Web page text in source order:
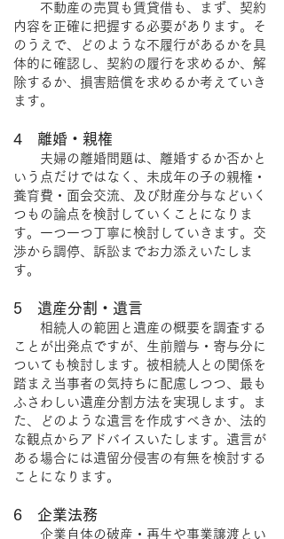
不動産の売買も賃貸借も、まず、契約
内容を正確に把握する必要があります。そ
のうえで、どのような不履行があるかを具
体的に確認し、契約の履行を求めるか、解
除するか、損害賠償を求めるか考えていき
ます。
4 離婚・親権
夫婦の離婚問題は、離婚するか否かと
いう点だけではなく、未成年の子の親権・
養育費・面会交流、及び財産分与などいく
つもの論点を検討していくことになりま
す。一つ一つ丁寧に検討していきます。交
渉から調停、訴訟までお力添えいたしま
す。
5 遺産分割・遺言
相続人の範囲と遺産の概要を調査する
ことが出発点ですが、生前贈与・寄与分に
ついても検討します。被相続人との関係を
踏まえ当事者の気持ちに配慮しつつ、最も
ふさわしい遺産分割方法を実現します。ま
た、どのような遺言を作成すべきか、法的
な観点からアドバイスいたします。遺言が
ある場合には遺留分侵害の有無を検討する
ことになります。
6 企業法務
企業自体の破産・再生や事業譲渡とい